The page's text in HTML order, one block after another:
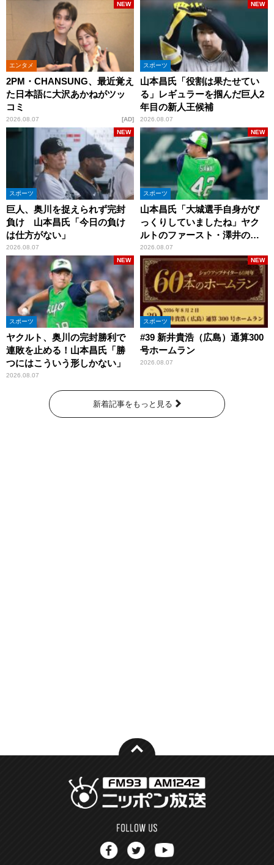
エンタメ
2PM・CHANSUNG、最近覚え
た日本語に大沢あかねがツッ
コミ
2026.08.07
NEW
AD
スポーツ
山本昌氏「役割は果たせてい
る」レギュラーを掴んだ巨人2
年目の新人王候補
2026.08.07
NEW
スポーツ
巨人、奥川を捉えられず完封
負け 山本昌氏「今日の負け
は仕方がない」
2026.08.07
NEW
スポーツ
山本昌氏「大城選手自身がび
っくりしていましたね」ヤク
ルトのファースト・澤井の判
断を評価
2026.08.07
NEW
スポーツ
ヤクルト、奥川の完封勝利で
連敗を止める！山本昌氏「勝
つにはこういう形しかない」
2026.08.07
NEW
スポーツ
#39 新井貴浩（広島）通算300
号ホームラン
2026.08.07
NEW
新着記事をもっと見る